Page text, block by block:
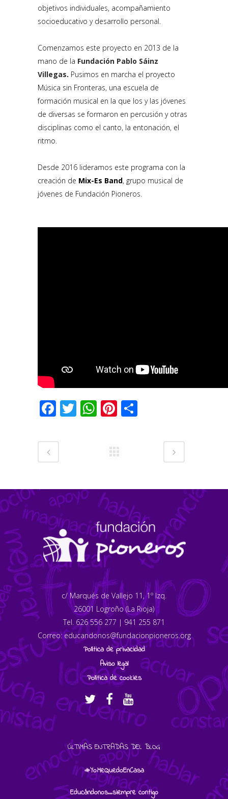
objetivos individuales, acompañamiento
socioeducativo y desarrollo personal.
Comenzamos este proyecto en 2013 de la
mano de la Fundación Pablo Sáinz
Villegas. Pusimos en marcha el proyecto
Música sin Fronteras, una escuela de
formación musical en la que los y las jóvenes
de diversas se formaron en percusión y otras
disciplinas como el canto, la entonación, el
ritmo.
Desde 2016 lideramos este programa con la
creación de Mix-Es Band, grupo musical de
jóvenes de Fundación Pioneros.
Facebook
Twitter
WhatsApp
Pinterest
c/ Marqués de Vallejo 11, 1º Izq.
26001 Logroño (La Rioja)
Tel. 626 556 277 | 941 255 871
Correo: educandonos@fundacionpioneros.org
Política de privacidad
Aviso legal
Política de cookies
ÚLTIMAS ENTRADAS DEL BLOG
#YoMeQuedoEnCasa
Educándonos…siempre contigo